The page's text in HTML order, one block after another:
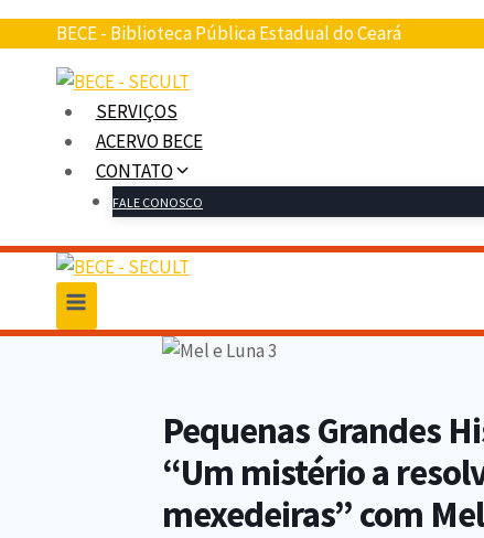
BECE - Biblioteca Pública Estadual do Ceará
SERVIÇOS
ACERVO BECE
CONTATO
FALE CONOSCO
Pequenas Grandes
“Um mistério a
mexedeiras” com